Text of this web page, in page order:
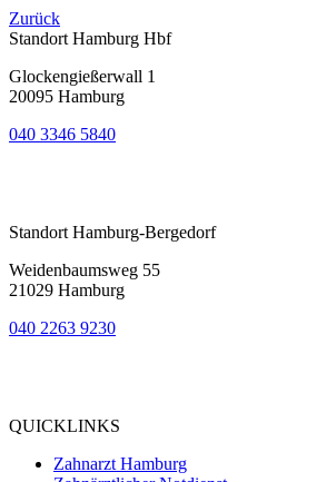
Zurück
Standort Hamburg Hbf
Glockengießerwall 1
20095 Hamburg
040 3346 5840
Standort Hamburg-Bergedorf
Weidenbaumsweg 55
21029 Hamburg
040 2263 9230
QUICKLINKS
Zahnarzt Hamburg